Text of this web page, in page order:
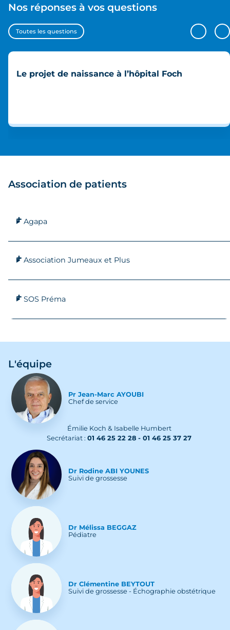
Nos réponses à vos questions
Toutes les questions
Le projet de naissance à l’hôpital Foch
Association de patients
Agapa
Association Jumeaux et Plus
SOS Préma
L'équipe
Pr Jean-Marc AYOUBI
Chef de service
Émilie Koch & Isabelle Humbert
Secrétariat : 01 46 25 22 28 - 01 46 25 37 27
Dr Rodine ABI YOUNES
Suivi de grossesse
Dr Mélissa BEGGAZ
Pédiatre
Dr Clémentine BEYTOUT
Suivi de grossesse - Échographie obstétrique